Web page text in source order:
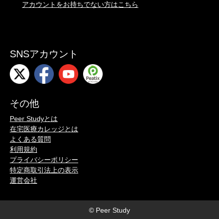
アカウントをお持ちでない方はこちら
SNSアカウント
その他
Peer Studyとは
在宅医療カレッジとは
よくある質問
利用規約
プライバシーポリシー
特定商取引法上の表示
運営会社
© Peer Study